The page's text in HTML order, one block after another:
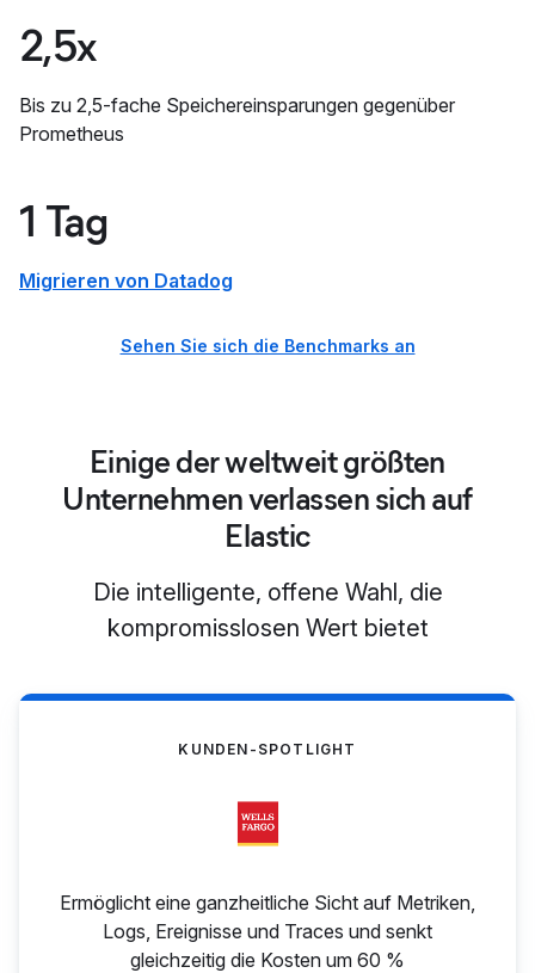
2,5x
Bis zu 2,5-fache Speichereinsparungen gegenüber
Prometheus
1 Tag
Migrieren von Datadog
Sehen Sie sich die Benchmarks an
Einige der weltweit größten
Unternehmen verlassen sich auf
Elastic
Die intelligente, offene Wahl, die
kompromisslosen Wert bietet
KUNDEN-SPOTLIGHT
Ermöglicht eine ganzheitliche Sicht auf Metriken,
Logs, Ereignisse und Traces und senkt
gleichzeitig die Kosten um 60 %